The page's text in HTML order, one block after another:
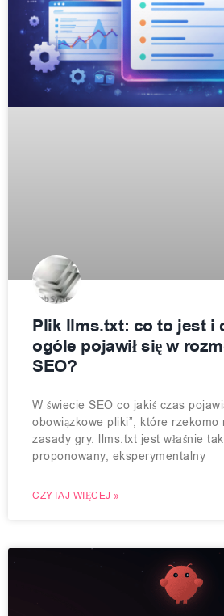
Plik llms.txt: co to jest i
ogóle pojawił się w
SEO?
W świecie SEO co jakiś czas
obowiązkowe pliki”, które rzekomo
zasady gry. llms.txt jest właśnie
proponowany, eksperymentalny
CZYTAJ WIĘCEJ »